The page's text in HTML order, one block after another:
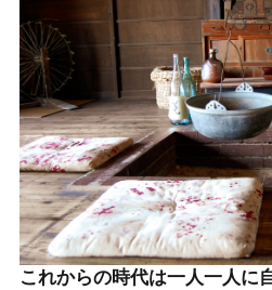
これからの時代は一人一人に